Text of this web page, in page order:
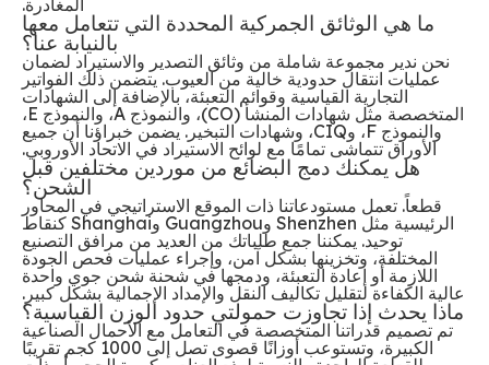
ما هي الوثائق الجمركية المحددة التي تتعامل معها
بالنيابة عنا؟
نحن ندير مجموعة شاملة من وثائق التصدير والاستيراد لضمان
عمليات انتقال حدودية خالية من العيوب. يتضمن ذلك الفواتير
التجارية القياسية وقوائم التعبئة، بالإضافة إلى الشهادات
المتخصصة مثل شهادات المنشأ (CO)، والنموذج A، والنموذج E،
والنموذج F، وCIQ، وشهادات التبخير. يضمن خبراؤنا أن جميع
الأوراق تتماشى تمامًا مع لوائح الاستيراد في الاتحاد الأوروبي.
هل يمكنك دمج البضائع من موردين مختلفين قبل
الشحن؟
قطعاً. تعمل مستودعاتنا ذات الموقع الاستراتيجي في المحاور
الرئيسية مثل Shenzhen وGuangzhou وShanghai كنقاط
توحيد. يمكننا جمع طلباتك من العديد من مرافق التصنيع
المختلفة، وتخزينها بشكل آمن، وإجراء عمليات فحص الجودة
اللازمة أو إعادة التعبئة، ودمجها في شحنة شحن جوي واحدة
عالية الكفاءة لتقليل تكاليف النقل والإمداد الإجمالية بشكل كبير.
ماذا يحدث إذا تجاوزت حمولتي حدود الوزن القياسية؟
تم تصميم قدراتنا المتخصصة في التعامل مع الأحمال الصناعية
الكبيرة، وتستوعب أوزانًا قصوى تصل إلى 1000 كجم تقريبًا